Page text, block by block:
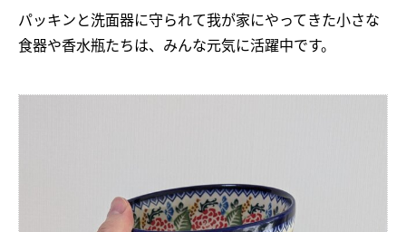
パッキンと洗面器に守られて我が家にやってきた小さな
食器や香水瓶たちは、みんな元気に活躍中です。